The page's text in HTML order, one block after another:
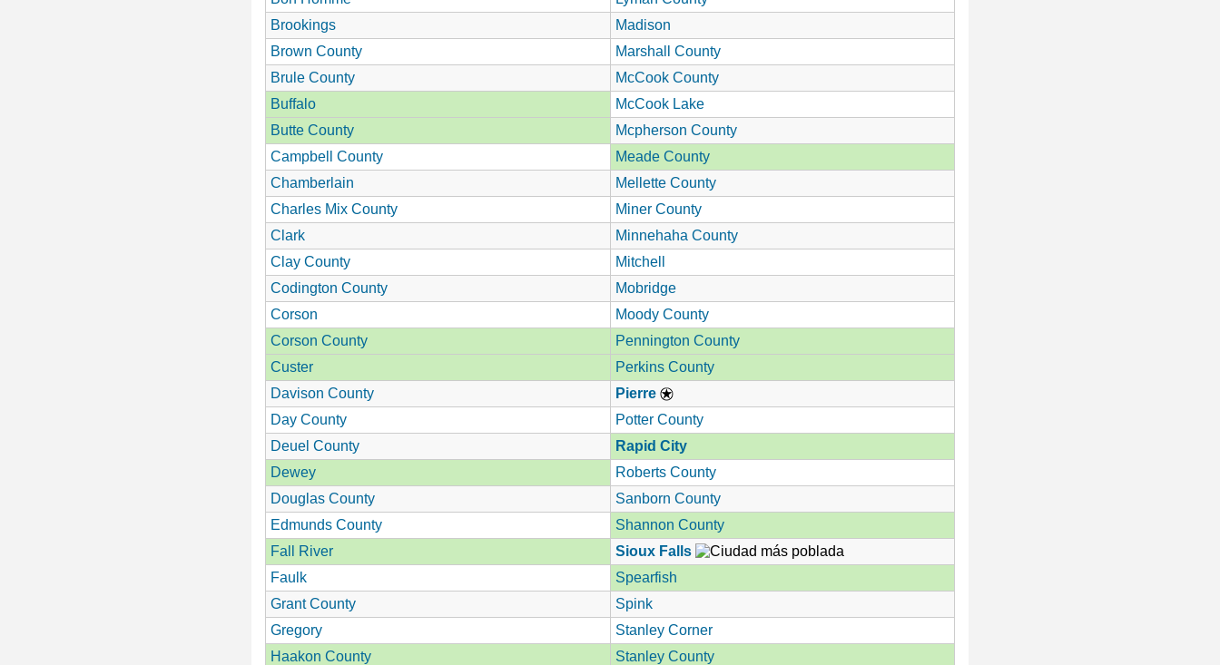
Brookings
Madison
Brown County
Marshall County
Brule County
McCook County
Buffalo
McCook Lake
Butte County
Mcpherson County
Campbell County
Meade County
Chamberlain
Mellette County
Charles Mix County
Miner County
Clark
Minnehaha County
Clay County
Mitchell
Codington County
Mobridge
Corson
Moody County
Corson County
Pennington County
Custer
Perkins County
Davison County
Pierre
Day County
Potter County
Deuel County
Rapid City
Dewey
Roberts County
Douglas County
Sanborn County
Edmunds County
Shannon County
Fall River
Sioux Falls
Faulk
Spearfish
Grant County
Spink
Gregory
Stanley Corner
Haakon County
Stanley County